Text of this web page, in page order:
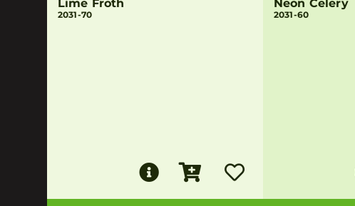
Lime Froth
2031-70
Neon Celery
2031-60